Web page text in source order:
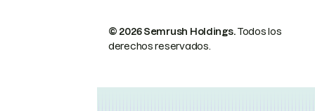
© 2026 Semrush Holdings.Todos los
derechos reservados.